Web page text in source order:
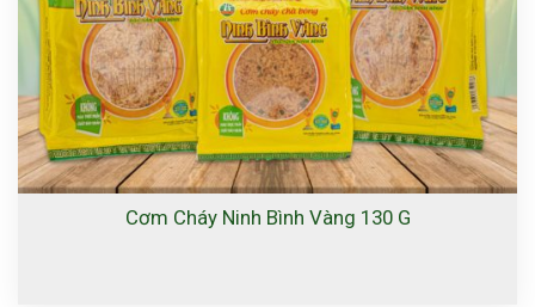
Cơm Cháy Ninh Bình Vàng 130 G